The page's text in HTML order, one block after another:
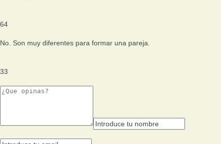
64
No. Son muy diferentes para formar una pareja.
33